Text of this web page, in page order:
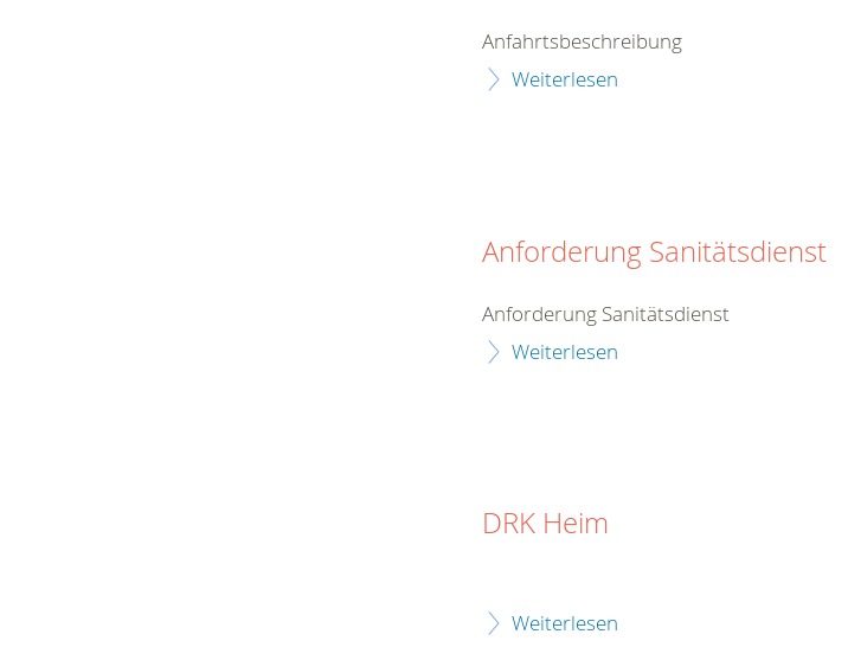
Anfahrtsbeschreibung
Weiterlesen
Anforderung Sanitätsdienst
Anforderung Sanitätsdienst
Weiterlesen
DRK Heim
Weiterlesen